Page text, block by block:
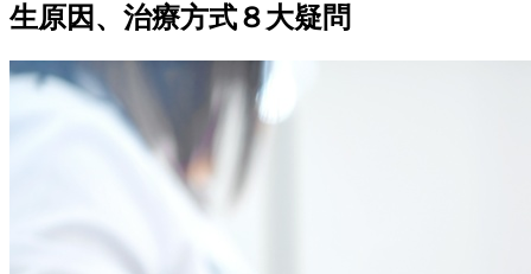
生原因、治療方式８大疑問